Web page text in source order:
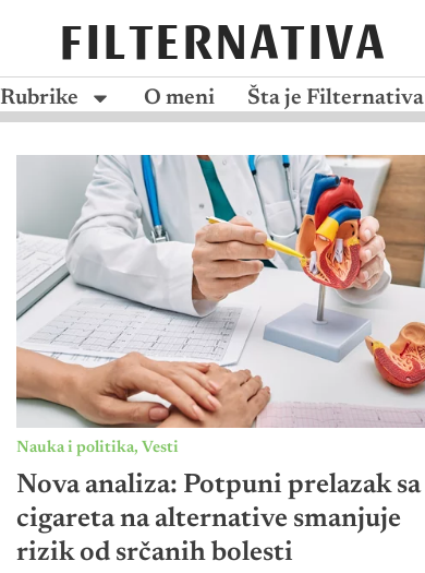
FILTERNATIVA
Rubrike O meni Šta je Filternativa
Nauka i politika, Vesti
Nova analiza: Potpuni prelazak sa
cigareta na alternative smanjuje
rizik od srčanih bolesti